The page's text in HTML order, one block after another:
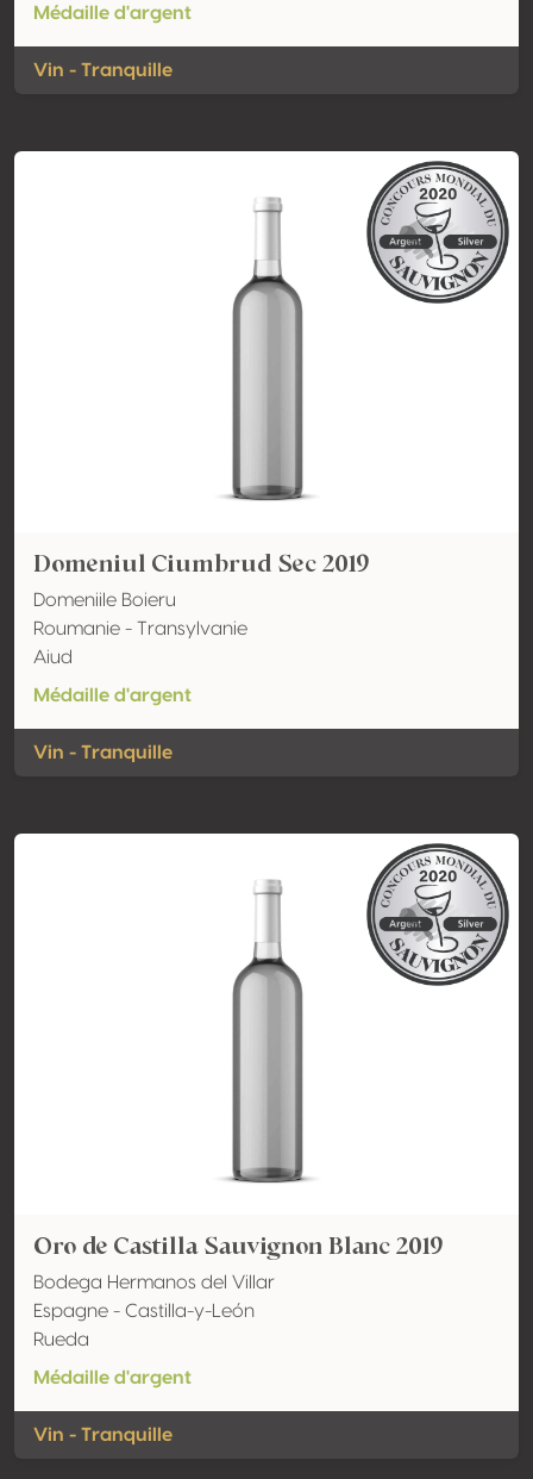
Médaille d'argent
Vin - Tranquille
Domeniul Ciumbrud Sec 2019
Domeniile Boieru
Roumanie - Transylvanie
Aiud
Médaille d'argent
Vin - Tranquille
Oro de Castilla Sauvignon Blanc 2019
Bodega Hermanos del Villar
Espagne - Castilla-y-León
Rueda
Médaille d'argent
Vin - Tranquille